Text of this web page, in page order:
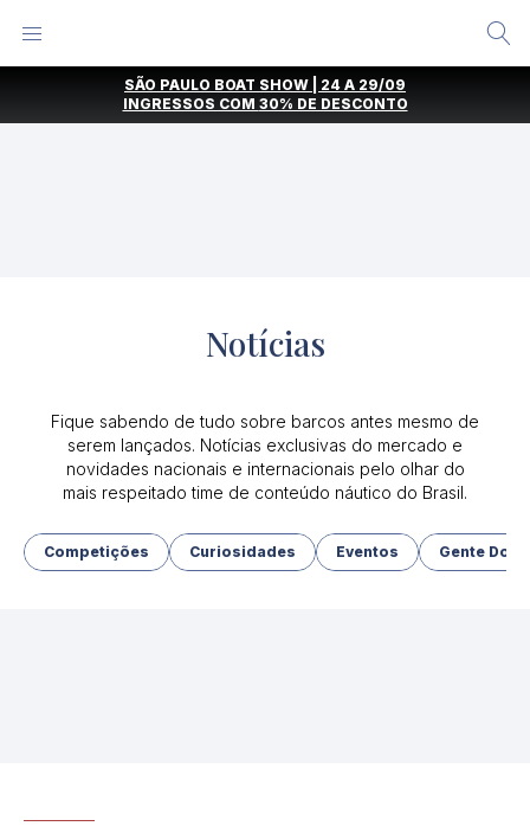
SÃO PAULO BOAT SHOW | 24 A 29/09
INGRESSOS COM 30% DE DESCONTO
Notícias
Fique sabendo de tudo sobre barcos antes mesmo de
serem lançados. Notícias exclusivas do mercado e
novidades nacionais e internacionais pelo olhar do
mais respeitado time de conteúdo náutico do Brasil.
Competições Curiosidades Eventos Gente Do